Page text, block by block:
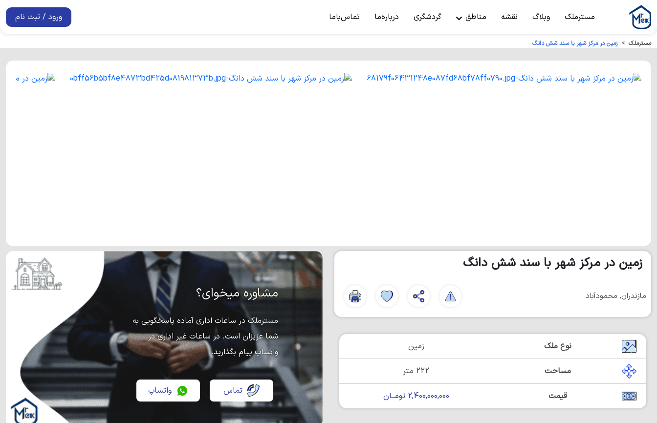
مسترملک وبلاگ نقشه مناطق گردشگری درباره‌ما تماس‌باما ورود / ثبت نام
مسترملک زمین در مرکز شهر با سند شش دانگ
زمین در مرکز شهر با سند شش دانگ
مازندران, محمودآباد
نوع ملک زمین
مساحت 222 متر
قیمت 2,400,000,000 تومــان
مشاوره میخوای؟
مسترملک در ساعات اداری آماده پاسخگویی به
شما عزیزان است. در ساعات غیر اداری در
واتساپ پیام بگذارید.
تماس واتساپ